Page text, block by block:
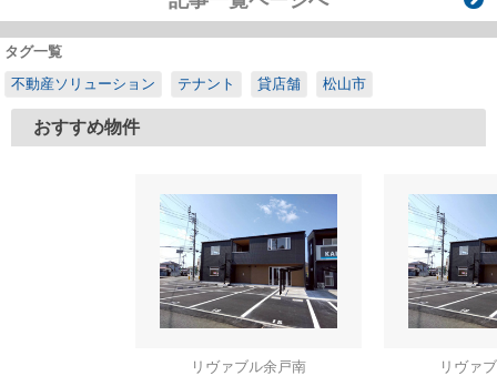
タグ一覧
不動産ソリューション
テナント 貸店舗 松山市
おすすめ物件
リヴァブル余戸南
リヴァ